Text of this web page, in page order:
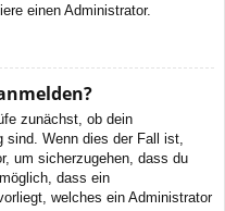
einen Administrator.
zunächst, ob dein
sind. Wenn dies der Fall ist,
um sicherzugehen, dass du
dass ein
welches ein Administrator